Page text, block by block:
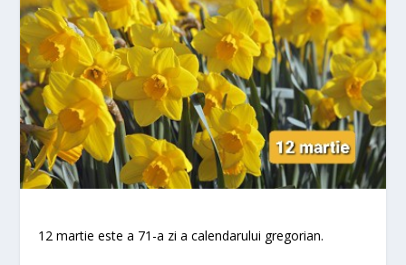
12 martie este a 71-a zi a calendarului gregorian.